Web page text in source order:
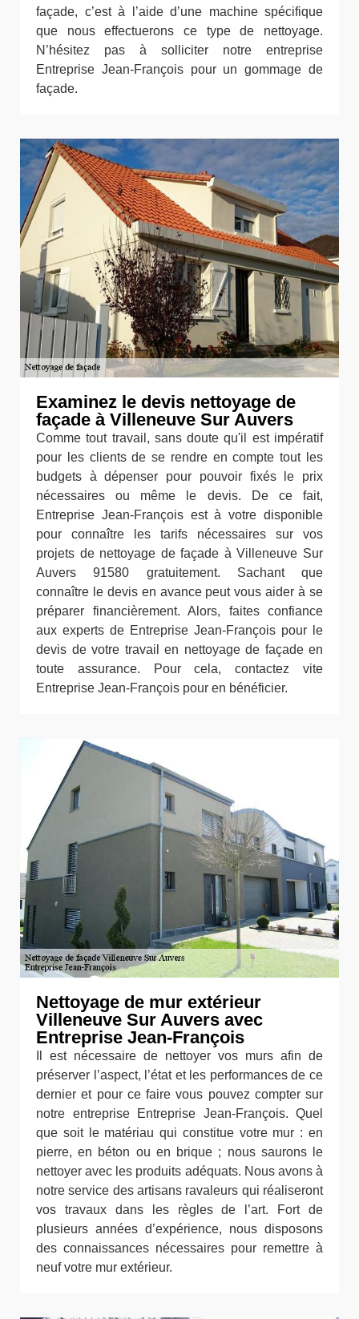
façade, c’est à l’aide d’une machine spécifique
que nous effectuerons ce type de nettoyage.
N’hésitez pas à solliciter notre entreprise
Entreprise Jean-François pour un gommage de
façade.
Examinez le devis nettoyage de
façade à Villeneuve Sur Auvers
Comme tout travail, sans doute qu'il est impératif
pour les clients de se rendre en compte tout les
budgets à dépenser pour pouvoir fixés le prix
nécessaires ou même le devis. De ce fait,
Entreprise Jean-François est à votre disponible
pour connaître les tarifs nécessaires sur vos
projets de nettoyage de façade à Villeneuve Sur
Auvers 91580 gratuitement. Sachant que
connaître le devis en avance peut vous aider à se
préparer financièrement. Alors, faites confiance
aux experts de Entreprise Jean-François pour le
devis de votre travail en nettoyage de façade en
toute assurance. Pour cela, contactez vite
Entreprise Jean-François pour en bénéficier.
Nettoyage de mur extérieur
Villeneuve Sur Auvers avec
Entreprise Jean-François
Il est nécessaire de nettoyer vos murs afin de
préserver l’aspect, l’état et les performances de ce
dernier et pour ce faire vous pouvez compter sur
notre entreprise Entreprise Jean-François. Quel
que soit le matériau qui constitue votre mur : en
pierre, en béton ou en brique ; nous saurons le
nettoyer avec les produits adéquats. Nous avons à
notre service des artisans ravaleurs qui réaliseront
vos travaux dans les règles de l’art. Fort de
plusieurs années d’expérience, nous disposons
des connaissances nécessaires pour remettre à
neuf votre mur extérieur.